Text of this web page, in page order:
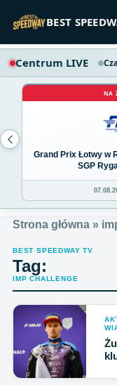
BEST
Centrum LIVE
NA
Grand Prix Łotwy w
SGP
Strona główna »
BEST SPEEDWAY TV
Tag:
IMP CHALLENGE